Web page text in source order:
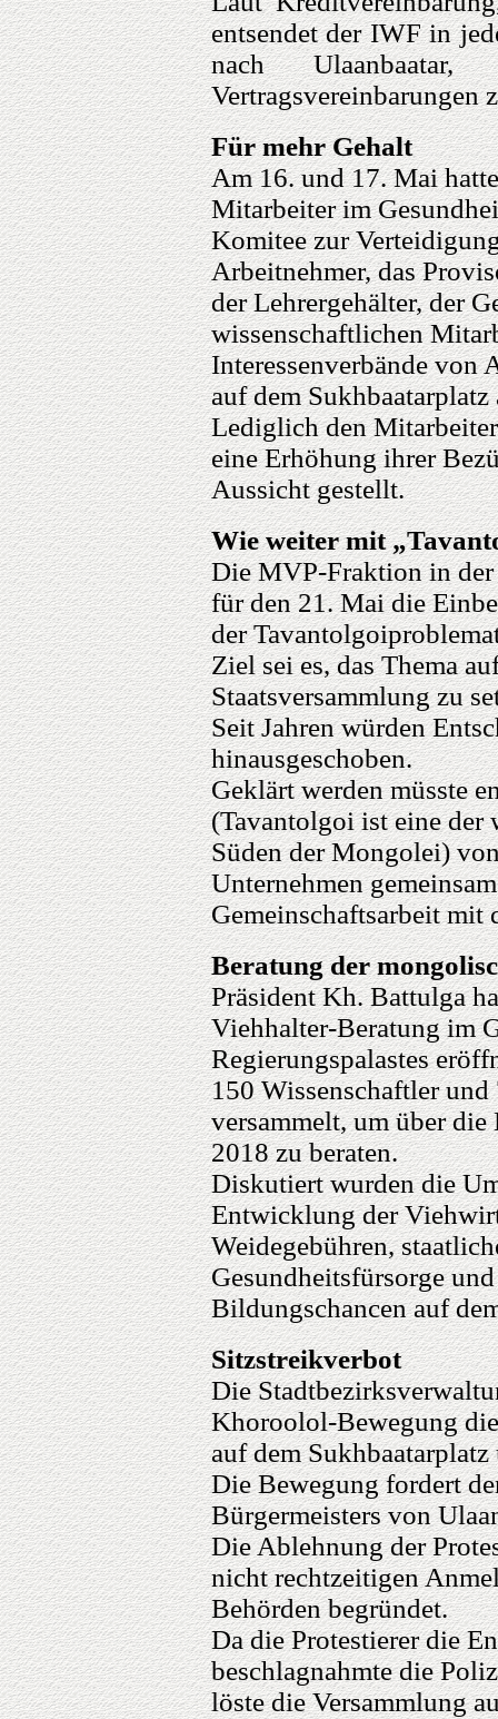
entsendet der IWF in
nach
Vertragsvereinbarungen
Für mehr Gehalt
Am 16. und 17. Mai
Mitarbeiter im
Komitee zur
Arbeitnehmer, das
der Lehrergehälter, der
wissenschaftlichen
Interessenverbände von
auf dem
Lediglich den
eine Erhöhung ihrer
Aussicht gestellt.
Wie weiter mit
Die MVP-Fraktion in der
für den 21. Mai die
der
Ziel sei es, das Thema
Staatsversammlung zu
Seit Jahren würden
hinausgeschoben.
Geklärt werden müsste
(Tavantolgoi ist eine der
Süden der Mongolei)
Unternehmen
Gemeinschaftsarbeit mit
Beratung der
Präsident Kh. Battulga
Viehhalter-Beratung im
Regierungspalastes
150 Wissenschaftler
versammelt, um über
2018 zu beraten.
Diskutiert wurden die
Entwicklung der
Weidegebühren,
Gesundheitsfürsorge
Bildungschancen auf
Sitzstreikverbot
Die
Khoroolol-Bewegung
auf dem Sukhbaatarplatz
Die Bewegung fordert
Bürgermeisters von
Die Ablehnung der
nicht rechtzeitigen
Behörden begründet.
Da die Protestierer die
beschlagnahmte die
löste die Versammlung